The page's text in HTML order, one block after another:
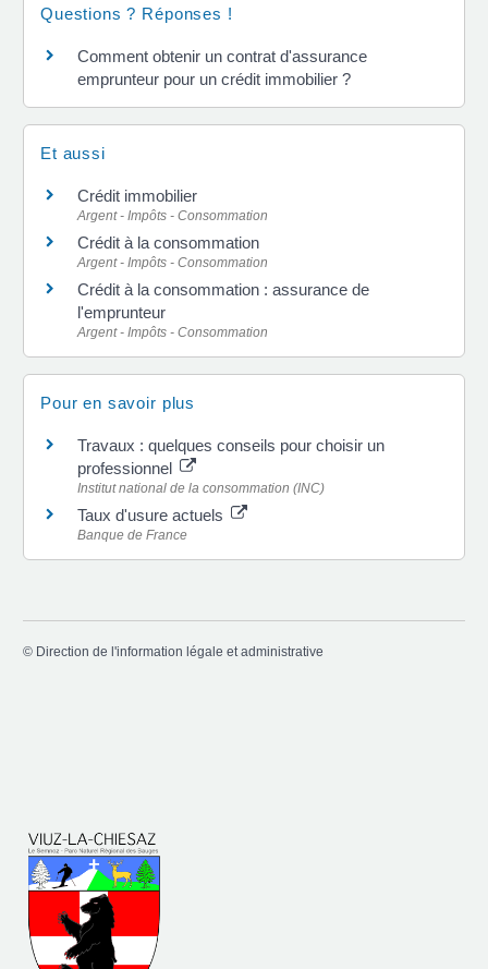
Questions ? Réponses !
Comment obtenir un contrat d'assurance
emprunteur pour un crédit immobilier ?
Et aussi
Crédit immobilier
Argent - Impôts - Consommation
Crédit à la consommation
Argent - Impôts - Consommation
Crédit à la consommation : assurance de
l'emprunteur
Argent - Impôts - Consommation
Pour en savoir plus
Travaux : quelques conseils pour choisir un
professionnel
Institut national de la consommation (INC)
Taux d'usure actuels
Banque de France
© Direction de l'information légale et administrative